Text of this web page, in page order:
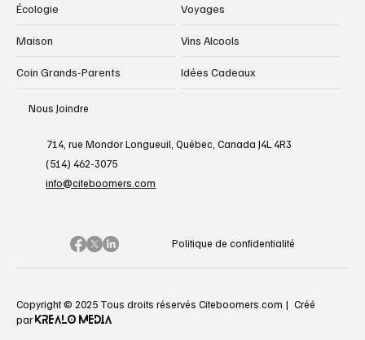
Écologie
Maison
Coin Grands-Parents
Voyages
Vins Alcools
Idées Cadeaux
Nous Joindre
714, rue Mondor Longueuil, Québec, Canada J4L 4R3
(514) 462-3075
info@citeboomers.com
Politique de confidentialité
Copyright © 2025 Tous droits réservés Citeboomers.com | Créé
par KREALO MEDIA